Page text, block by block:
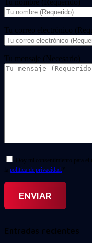
Tu nombre (Requerido)
Tu correo electrónico
Tu mensaje (Necesario)
Doy mi consentimiento para el
la política de privacidad. *
Entradas recientes